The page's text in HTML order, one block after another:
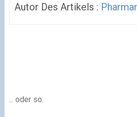
Autor Des Artikels :
... oder so.